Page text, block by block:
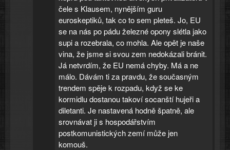
čele s Klausem, nynějším guru
euroskeptiků, tak co to sem pleteš. Jo, EU
se na nás po pádu železné opony slétla jako
supi a rozebrala, co mohla. Ale opět je naše
vina, že jsme si svou zem nedokázali bránit.
Já netvrdím, že EU nemá chyby. Má a ne
málo. Dávám ti za pravdu, že současným
trendem spěje k rozpadu, když se ke
kormidlu dostanou takoví socanští hujeři a
diletanti. Je nastavená hodně špatně, ale
srovnávat ji s hospodářstvím
postkomunistických zemí může jen
komouš.